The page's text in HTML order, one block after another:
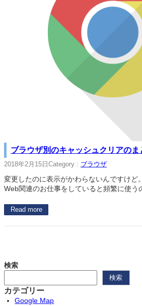
ブラウザ別のキャッシュクリアのま
2018年2月15日 Category : ブラウザ
変更したのに表示がかわらないんですけど
Web関連のお仕事をしていると頻繁に使う
Read more
検索
検索
カテゴリー
Google Map